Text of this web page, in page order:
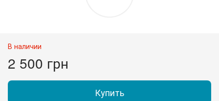
В наличии
2 500 грн
Купить